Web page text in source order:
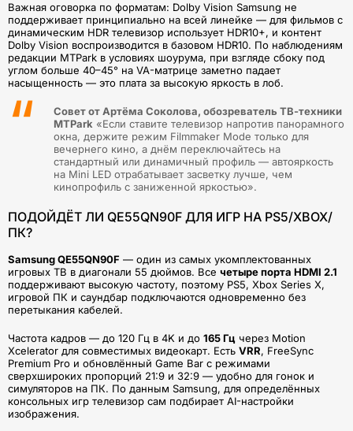
Важная оговорка по форматам: Dolby Vision Samsung не
поддерживает принципиально на всей линейке — для фильмов с
динамическим HDR телевизор использует HDR10+, и контент
Dolby Vision воспроизводится в базовом HDR10. По наблюдениям
редакции MTPark в условиях шоурума, при взгляде сбоку под
углом больше 40–45° на VA-матрице заметно падает
насыщенность — это плата за высокую яркость в лоб.
Совет от Артёма Соколова, обозреватель ТВ-техники
MTPark «Если ставите телевизор напротив панорамного
окна, держите режим Filmmaker Mode только для
вечернего кино, а днём переключайтесь на
стандартный или динамичный профиль — автояркость
на Mini LED отрабатывает засветку лучше, чем
кинопрофиль с заниженной яркостью».
ПОДОЙДЁТ ЛИ QE55QN90F ДЛЯ ИГР НА PS5/XBOX/
ПК?
Samsung QE55QN90F — один из самых укомплектованных
игровых ТВ в диагонали 55 дюймов. Все четыре порта HDMI 2.1
поддерживают высокую частоту, поэтому PS5, Xbox Series X,
игровой ПК и саундбар подключаются одновременно без
перетыкания кабелей.
Частота кадров — до 120 Гц в 4K и до 165 Гц через Motion
Xcelerator для совместимых видеокарт. Есть VRR, FreeSync
Premium Pro и обновлённый Game Bar с режимами
сверхшироких пропорций 21:9 и 32:9 — удобно для гонок и
симуляторов на ПК. По данным Samsung, для определённых
консольных игр телевизор сам подбирает AI-настройки
изображения.